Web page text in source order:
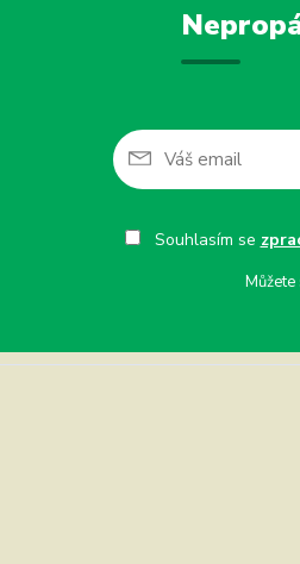
Souhlasím se